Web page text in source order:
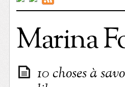
Marina
10 choses à